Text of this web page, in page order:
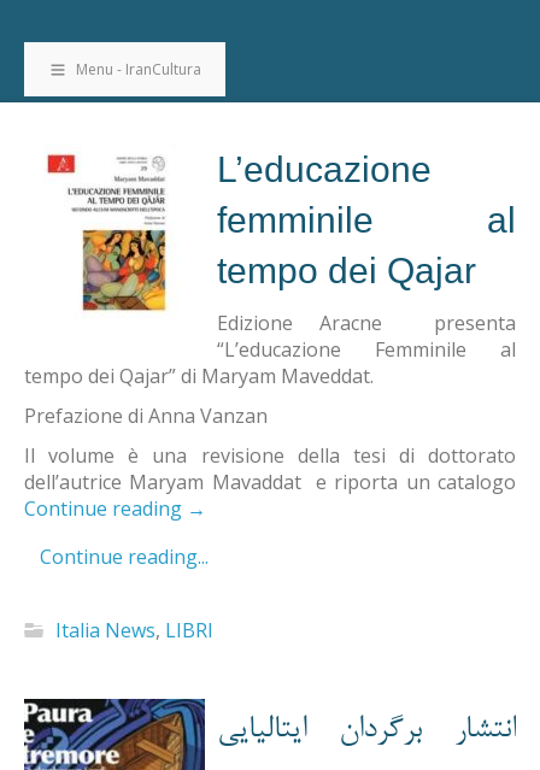
Menu - IranCultura
L’educazione
femminile al
tempo dei Qajar
Edizione Aracne presenta
“L’educazione Femminile al
tempo dei Qajar” di Maryam Maveddat.
Prefazione di Anna Vanzan
Il volume è una revisione della tesi di dottorato
dell’autrice Maryam Mavaddat e riporta un catalogo
Continue reading →
Continue reading...
Italia News, LIBRI
انتشار برگردان ایتالیایی